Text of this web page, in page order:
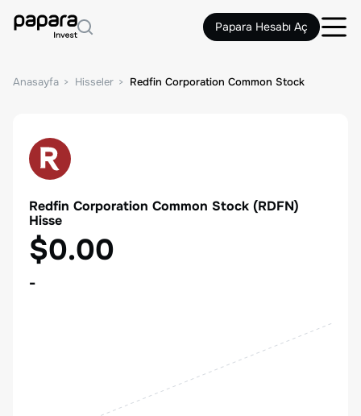
Papara Hesabı Aç
Anasayfa Hisseler Redfin Corporation Common Stock
Redfin Corporation Common Stock (RDFN)
Hisse
$0.00
-